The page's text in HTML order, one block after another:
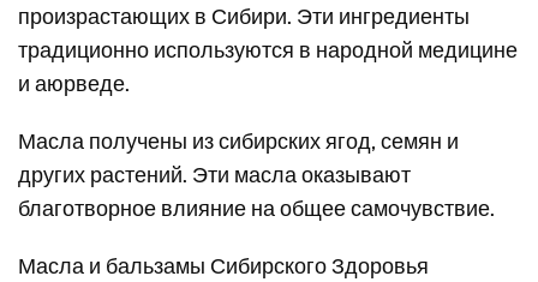
произрастающих в Сибири. Эти ингредиенты
традиционно используются в народной медицине
и аюрведе.
Масла получены из сибирских ягод, семян и
других растений. Эти масла оказывают
благотворное влияние на общее самочувствие.
Масла и бальзамы Сибирского Здоровья